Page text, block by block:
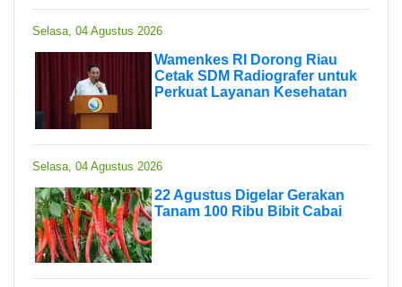
Selasa, 04 Agustus 2026
Wamenkes RI Dorong Riau
Cetak SDM Radiografer untuk
Perkuat Layanan Kesehatan
Selasa, 04 Agustus 2026
22 Agustus Digelar Gerakan
Tanam 100 Ribu Bibit Cabai